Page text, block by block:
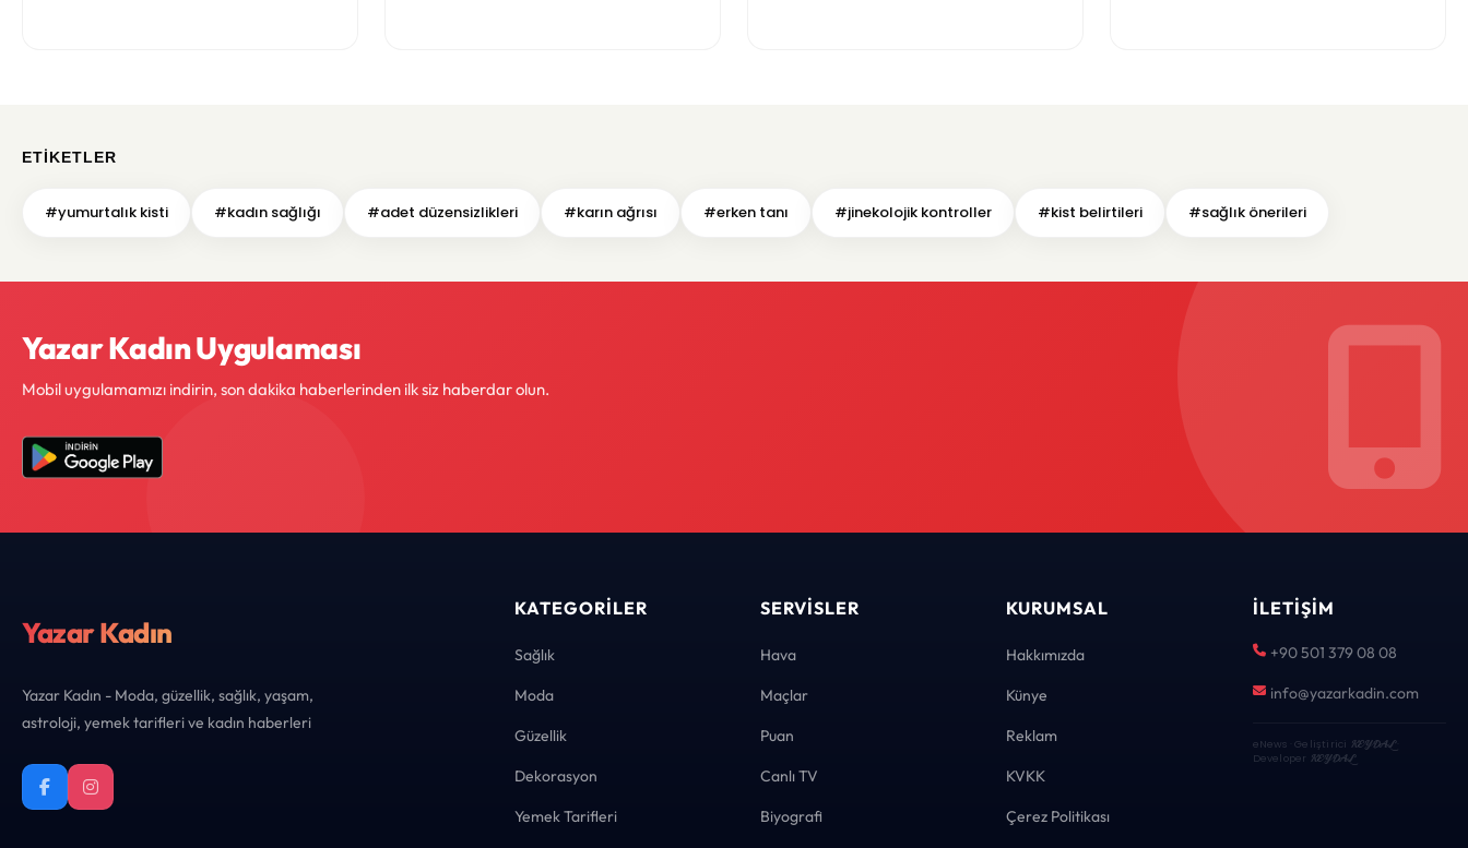
ETIKETLER
#yumurtalık kisti #kadın sağlığı #adet düzensizlikleri #karın ağrısı #erken tanı #jinekolojik kontroller #kist belirtileri #sağlık önerileri
Yazar Kadın Uygulaması
Mobil uygulamamızı indirin, son dakika haberlerinden ilk siz haberdar olun.
Yazar Kadın
Yazar Kadın - Moda, güzellik, sağlık, yaşam,
astroloji, yemek tarifleri ve kadın haberleri
KATEGORILER
Sağlık
Moda
Güzellik
Dekorasyon
Yemek Tarifleri
SERVISLER
Hava
Maçlar
Puan
Canlı TV
Biyografi
KURUMSAL
Hakkımızda
Künye
Reklam
KVKK
Çerez Politikası
İLETIŞIM
+90 501 379 08 08
info@yazarkadin.com
eNews · Geliştirici KEYDAL·
Developer KEYDAL